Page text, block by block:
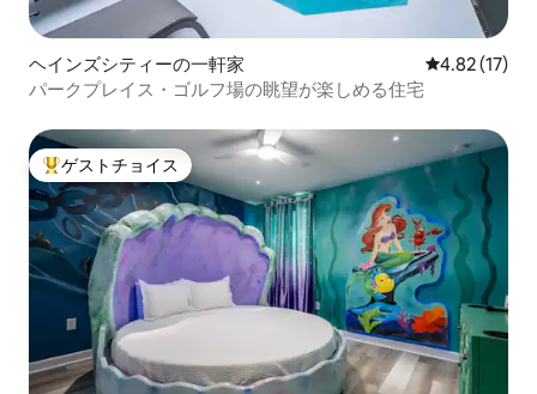
ヘインズシティーの一軒家 レビュー17
4.82 (17)
パークプレイス・ゴルフ場の眺望が楽しめる住宅
大好評のゲストチョイスです。
ゲストチョイス